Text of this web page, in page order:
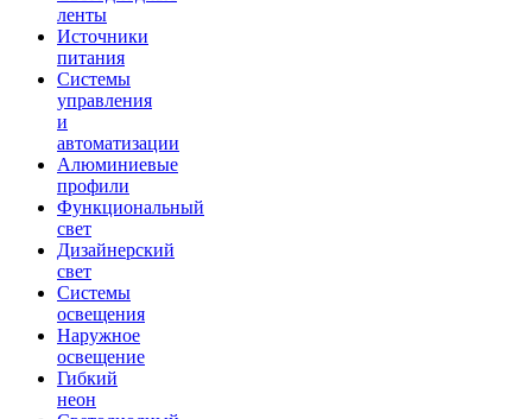
ленты
Источники
питания
Системы
управления
и
автоматизации
Алюминиевые
профили
Функциональный
свет
Дизайнерский
свет
Системы
освещения
Наружное
освещение
Гибкий
неон